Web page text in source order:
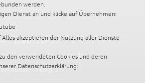
- 26696190
www.ducati-leipzig.de
leipzig.de
werden.
Dienst an und klicke auf Übernehmen:
akzeptieren der Nutzung aller Dienste
den verwendeten Cookies und deren
Datenschutzerklärung: